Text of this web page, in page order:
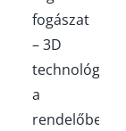
fogászat
– 3D
technológia
a
rendelőben